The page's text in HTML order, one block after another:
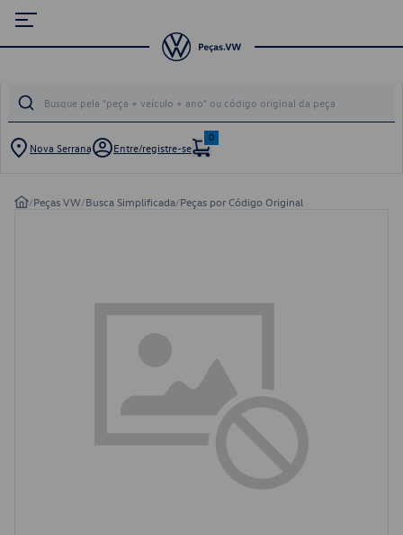
Nova Serrana Entre/registre-se
0
/Peças VW/Busca Simplificada/Peças por Código Original